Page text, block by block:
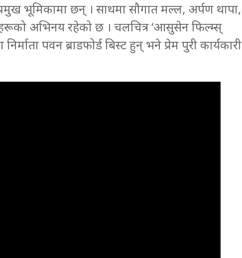
भूमिकामा छन् । साथमा सौगात मल्ल, अर्पण थापा,
अभिनय रहेको छ । चलचित्र ‘आसुसेन फिल्म्स्‌
पवन ब्राडफोर्ड बिस्ट हुन् भने प्रेम पुरी कार्यकारी